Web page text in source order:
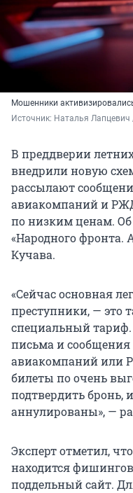
Мошенники
Источник: Наталья Лапцевич
В преддверии
внедрили новую
рассылают
авиакомпаний и
по низким ценам. Об
«Народного фронта.
Кучава.
«Сейчас основная
преступники, — это
специальный
письма и
авиакомпаний или
билеты по очень
подтвердить бронь,
аннулированы», —
Эксперт отметил,
находится
поддельный сайт.